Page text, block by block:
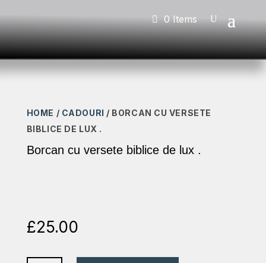
0 Items
HOME / CADOURI / BORCAN CU VERSETE
BIBLICE DE LUX .
Borcan cu versete biblice de lux .
£25.00